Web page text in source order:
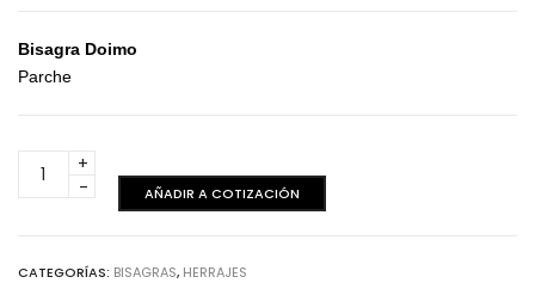
Bisagra Doimo
Parche
Bisagra
cantidad
AÑADIR A COTIZACIÓN
CATEGORÍAS: BISAGRAS, HERRAJES